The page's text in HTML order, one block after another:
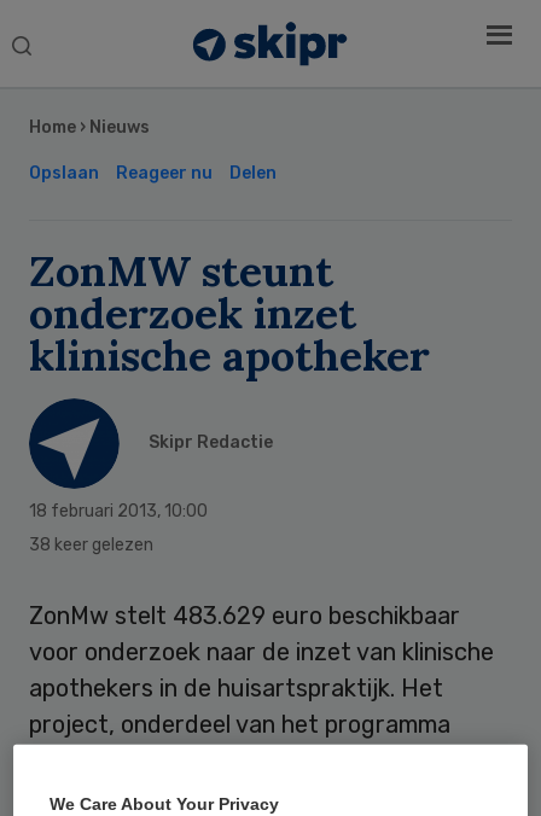
Search
Home › Nieuws
Opslaan Reageer nu Delen
ZonMW steunt
onderzoek inzet
klinische apotheker
Skipr Redactie
18 februari 2013, 10:00
38 keer gelezen
ZonMw stelt 483.629 euro beschikbaar
voor onderzoek naar de inzet van klinische
apothekers in de huisartspraktijk. Het
project, onderdeel van het programma
maanden.
Sidebar
We Care About Your Privacy